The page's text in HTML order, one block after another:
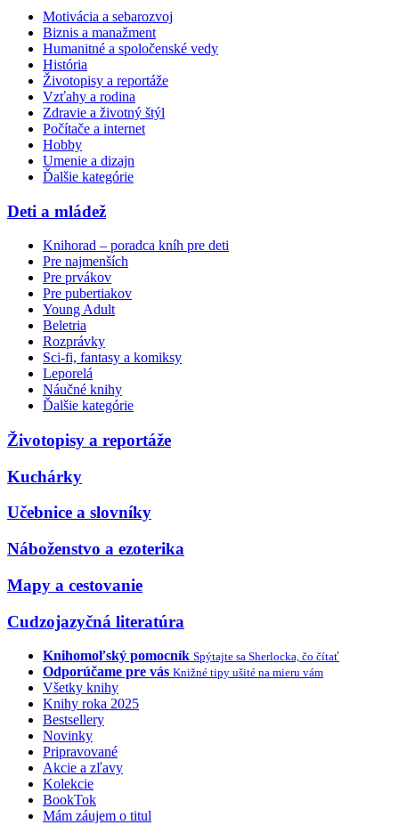
Motivácia a sebarozvoj
Biznis a manažment
Humanitné a spoločenské vedy
História
Životopisy a reportáže
Vzťahy a rodina
Zdravie a životný štýl
Počítače a internet
Hobby
Umenie a dizajn
Ďalšie kategórie
Deti a mládež
Knihorad – poradca kníh pre deti
Pre najmenších
Pre prvákov
Pre pubertiakov
Young Adult
Beletria
Rozprávky
Sci-fi, fantasy a komiksy
Leporelá
Náučné knihy
Ďalšie kategórie
Životopisy a reportáže
Kuchárky
Učebnice a slovníky
Náboženstvo a ezoterika
Mapy a cestovanie
Cudzojazyčná literatúra
Knihomoľský pomocník Spýtajte sa Sherlocka, čo čítať
Odporúčame pre vás Knižné tipy ušité na mieru vám
Všetky knihy
Knihy roka 2025
Bestsellery
Novinky
Pripravované
Akcie a zľavy
Kolekcie
BookTok
Mám záujem o titul